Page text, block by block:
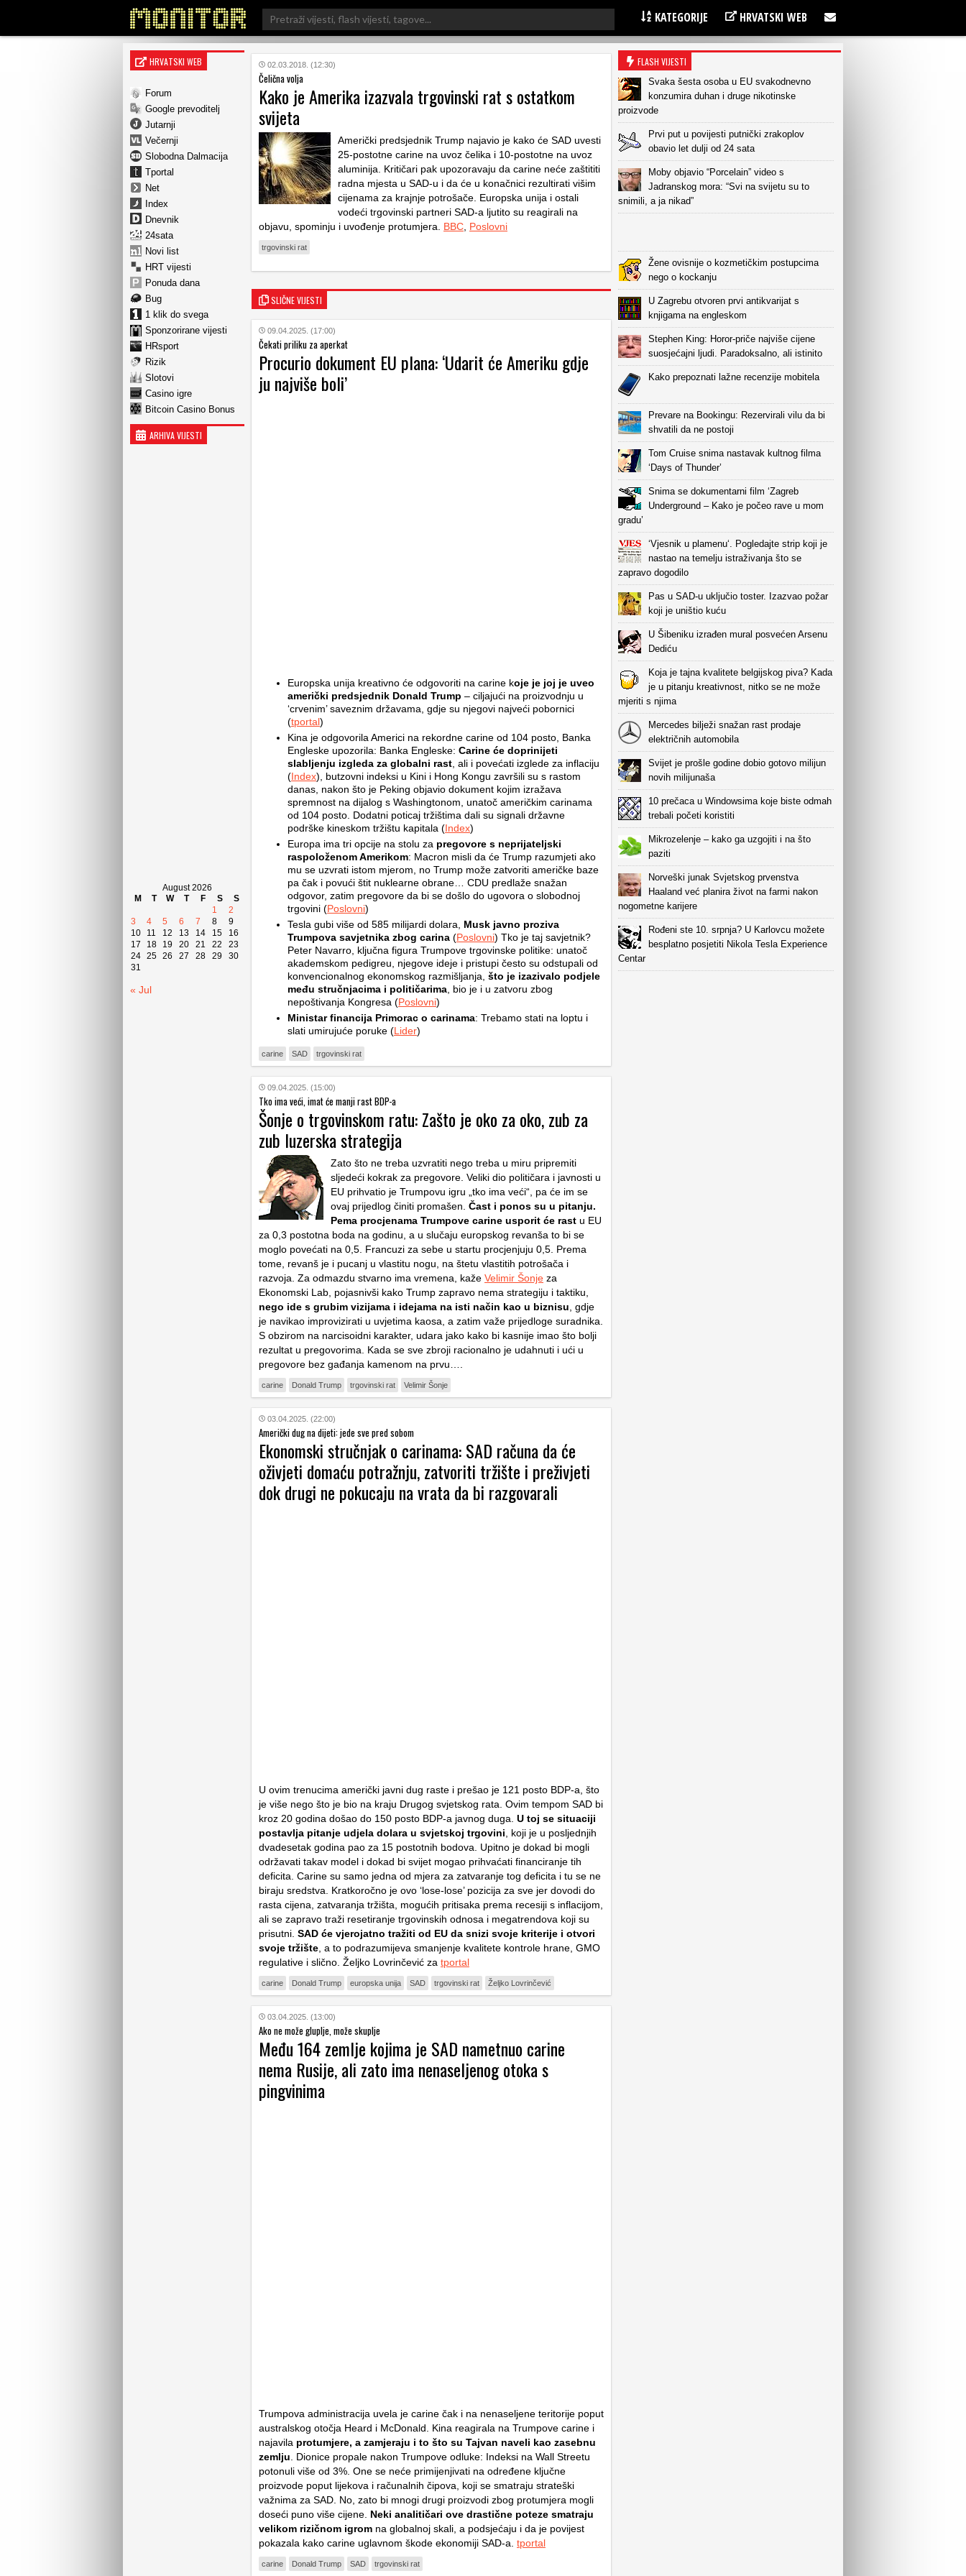
Search
for:
KATEGORIJE HRVATSKI WEB
HRVATSKI WEB
Forum
Google prevoditelj
Jutarnji
Večernji
Slobodna Dalmacija
Tportal
Net
Index
Dnevnik
24sata
Novi list
HRT vijesti
Ponuda dana
Bug
1 klik do svega
Sponzorirane vijesti
HRsport
Rizik
Slotovi
Casino igre
Bitcoin Casino Bonus
ARHIVA VIJESTI
August 2026
M
T W T F S
S
1
2
3
4 5 6 7 8
9
10
11 12 13 14 15
16
17
18 19 20 21 22
23
24 25 26 27 28 29
30
31
« Jul
02.03.2018. (12:30)
Čelična volja
Kako je Amerika izazvala trgovinski rat s ostatkom
svijeta
Američki predsjednik Trump najavio je kako će SAD uvesti
25-postotne carine na uvoz čelika i 10-postotne na uvoz
aluminija. Kritičari pak upozoravaju da carine neće zaštititi
radna mjesta u SAD-u i da će u konačnici rezultirati višim
cijenama za krajnje potrošače. Europska unija i ostali
vodeći trgovinski partneri SAD-a ljutito su reagirali na
objavu, spominju i uvođenje protumjera. BBC Poslovni
trgovinski rat
SLIČNE VIJESTI
09.04.2025. (17:00)
Čekati priliku za aperkat
Procurio dokument EU plana: ‘Udarit će Ameriku gdje
ju najviše boli’
Europska unija kreativno će odgovoriti na carine koje je joj je uveo
američki predsjednik Donald Trump – ciljajući na proizvodnju u
‘crvenim’ saveznim državama, gdje su njegovi najveći pobornici
(tportal)
Kina je odgovorila Americi na rekordne carine od 104 posto, Banka
Engleske upozorila: Banka Engleske: Carine će doprinijeti
slabljenju izgleda za globalni rast , ali i povećati izglede za inflaciju
(Index), butzovni indeksi u Kini i Hong Kongu završili su s rastom
danas, nakon što je Peking objavio dokument kojim izražava
spremnost na dijalog s Washingtonom, unatoč američkim carinama
od 104 posto. Dodatni poticaj tržištima dali su signali državne
podrške kineskom tržištu kapitala (Index)
Europa ima tri opcije na stolu za pregovore s neprijateljski
raspoloženom Amerikom: Macron misli da će Trump razumjeti ako
mu se uzvrati istom mjerom, no Trump može zatvoriti američke baze
pa čak i povući štit nuklearne obrane… CDU predlaže snažan
odgovor, zatim pregovore da bi se došlo do ugovora o slobodnoj
trgovini (Poslovni)
Tesla gubi više od 585 milijardi dolara,
Musk javno proziva
Trumpova savjetnika zbog carina (Poslovni) Tko je taj savjetnik?
Peter Navarro, ključna figura Trumpove trgovinske politike: unatoč
akademskom pedigreu, njegove ideje i pristupi često su odstupali od
konvencionalnog ekonomskog razmišljanja, što je izazivalo podjele
među stručnjacima i političarima , bio je i u zatvoru zbog
nepoštivanja Kongresa (Poslovni)
Ministar financija Primorac o carinama: Trebamo stati na loptu i
slati umirujuće poruke (Lider)
carine SAD trgovinski rat
09.04.2025. (15:00)
Tko ima veći, imat će manji rast BDP-a
Šonje o trgovinskom ratu: Zašto je oko za oko, zub za
zub luzerska strategija
Zato što ne treba uzvratiti nego treba u miru pripremiti
sljedeći kokrak za pregovore. Veliki dio političara i javnosti u
EU prihvatio je Trumpovu igru „tko ima veći“, pa će im se
ovaj prijedlog činiti promašen. Čast i ponos su u pitanju.
Pema procjenama Trumpove carine usporit će rast u EU
za 0,3 postotna boda na godinu, a u slučaju europskog revanša to bi se
moglo povećati na 0,5. Francuzi za sebe u startu procjenjuju 0,5. Prema
tome, revanš je i pucanj u vlastitu nogu, na štetu vlastitih potrošača i
razvoja. Za odmazdu stvarno ima vremena, kaže Velimir Šonje za
Ekonomski Lab, pojasnivši kako Trump zapravo nema strategiju i taktiku,
nego ide s grubim vizijama i idejama na isti način kao u biznisu , gdje
je navikao improvizirati u uvjetima kaosa, a zatim važe prijedloge suradnika.
S obzirom na narcisoidni karakter, udara jako kako bi kasnije imao što bolji
rezultat u pregovorima. Kada se sve zbroji racionalno je udahnuti i ući u
pregovore bez gađanja kamenom na prvu….
carine Donald Trump trgovinski rat Velimir Šonje
03.04.2025. (22:00)
Američki dug na dijeti: jede sve pred sobom
Ekonomski stručnjak o carinama: SAD računa da će
oživjeti domaću potražnju, zatvoriti tržište i preživjeti
dok drugi ne pokucaju na vrata da bi razgovarali
U ovim trenucima američki javni dug raste i prešao je 121 posto BDP-a, što
je više nego što je bio na kraju Drugog svjetskog rata. Ovim tempom SAD bi
kroz 20 godina došao do 150 posto BDP-a javnog duga. U toj se situaciji
postavlja pitanje udjela dolara u svjetskoj trgovini , koji je u posljednjih
dvadesetak godina pao za 15 postotnih bodova. Upitno je dokad bi mogli
održavati takav model i dokad bi svijet mogao prihvaćati financiranje tih
deficita. Carine su samo jedna od mjera za zatvaranje tog deficita i tu se ne
biraju sredstva. Kratkoročno je ovo ‘lose-lose’ pozicija za sve jer dovodi do
rasta cijena, zatvaranja tržišta, mogućih pritisaka prema recesiji s inflacijom,
ali se zapravo traži resetiranje trgovinskih odnosa i megatrendova koji su
prisutni. SAD će vjerojatno tražiti od EU da snizi svoje kriterije i otvori
svoje tržište , a to podrazumijeva smanjenje kvalitete kontrole hrane, GMO
regulative i slično. Željko Lovrinčević za tportal
carine Donald Trump europska unija SAD trgovinski rat Željko Lovrinčević
03.04.2025. (13:00)
Ako ne može gluplje, može skuplje
Među 164 zemlje kojima je SAD nametnuo carine
nema Rusije, ali zato ima nenaseljenog otoka s
pingvinima
Trumpova administracija uvela je carine čak i na nenaseljene teritorije poput
australskog otočja Heard i McDonald. Kina reagirala na Trumpove carine i
najavila protumjere, a zamjeraju i to što su Tajvan naveli kao zasebnu
zemlju . Dionice propale nakon Trumpove odluke: Indeksi na Wall Streetu
potonuli više od 3%. One se neće primijenjivati na određene ključne
proizvode poput lijekova i računalnih čipova, koji se smatraju strateški
važnima za SAD. No, zato bi mnogi drugi proizvodi zbog protumjera mogli
doseći puno više cijene. Neki analitičari ove drastične poteze smatraju
velikom rizičnom igrom na globalnoj skali, a podsjećaju i da je povijest
pokazala kako carine uglavnom škode ekonomiji SAD-a. tportal
carine Donald Trump SAD trgovinski rat
FLASH VIJESTI
Svaka šesta osoba u EU svakodnevno
konzumira duhan i druge nikotinske
proizvode
Prvi put u povijesti putnički zrakoplov
obavio let dulji od 24 sata
Moby objavio “Porcelain” video s
Jadranskog mora: “Svi na svijetu su to
snimili, a ja nikad”
Žene ovisnije o kozmetičkim postupcima
nego o kockanju
U Zagrebu otvoren prvi antikvarijat s
knjigama na engleskom
Stephen King: Horor-priče najviše cijene
suosjećajni ljudi. Paradoksalno, ali istinito
Kako prepoznati lažne recenzije mobitela
Prevare na Bookingu: Rezervirali vilu da bi
shvatili da ne postoji
Tom Cruise snima nastavak kultnog filma
‘Days of Thunder’
Snima se dokumentarni film ‘Zagreb
Underground – Kako je počeo rave u mom
gradu’
‘Vjesnik u plamenu‘. Pogledajte strip koji je
nastao na temelju istraživanja što se
zapravo dogodilo
Pas u SAD-u uključio toster. Izazvao požar
koji je uništio kuću
U Šibeniku izrađen mural posvećen Arsenu
Dediću
Koja je tajna kvalitete belgijskog piva? Kada
je u pitanju kreativnost, nitko se ne može
mjeriti s njima
Mercedes bilježi snažan rast prodaje
električnih automobila
Svijet je prošle godine dobio gotovo milijun
novih milijunaša
10 prečaca u Windowsima koje biste odmah
trebali početi koristiti
Mikrozelenje – kako ga uzgojiti i na što
paziti
Norveški junak Svjetskog prvenstva
Haaland već planira život na farmi nakon
nogometne karijere
Rođeni ste 10. srpnja? U Karlovcu možete
besplatno posjetiti Nikola Tesla Experience
Centar